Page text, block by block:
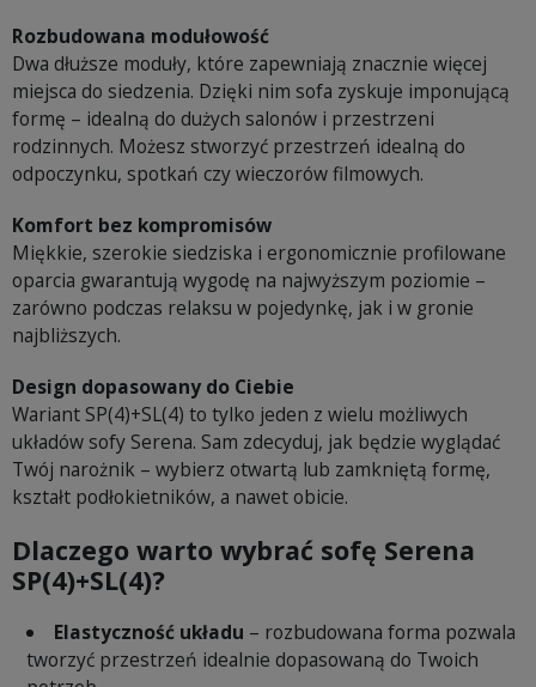
Rozbudowana modułowość
Dwa dłuższe moduły, które zapewniają znacznie więcej
miejsca do siedzenia. Dzięki nim sofa zyskuje imponującą
formę – idealną do dużych salonów i przestrzeni
rodzinnych. Możesz stworzyć przestrzeń idealną do
odpoczynku, spotkań czy wieczorów filmowych.
Komfort bez kompromisów
Miękkie, szerokie siedziska i ergonomicznie profilowane
oparcia gwarantują wygodę na najwyższym poziomie –
zarówno podczas relaksu w pojedynkę, jak i w gronie
najbliższych.
Design dopasowany do Ciebie
Wariant SP(4)+SL(4) to tylko jeden z wielu możliwych
układów sofy Serena. Sam zdecyduj, jak będzie wyglądać
Twój narożnik – wybierz otwartą lub zamkniętą formę,
kształt podłokietników, a nawet obicie.
Dlaczego warto wybrać sofę Serena
SP(4)+SL(4)?
Elastyczność układu – rozbudowana forma pozwala
tworzyć przestrzeń idealnie dopasowaną do Twoich